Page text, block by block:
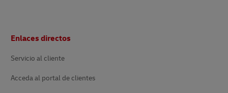
de
Enlaces directos
Servicio al cliente
Acceda al portal de clientes